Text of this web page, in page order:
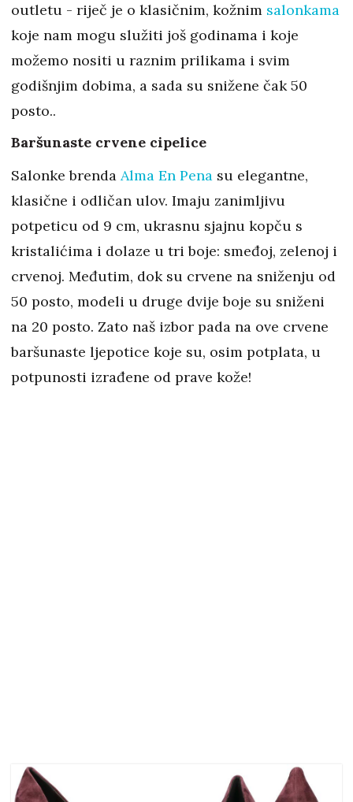
outletu - riječ je o klasičnim, kožnim salonkama
koje nam mogu služiti još godinama i koje
možemo nositi u raznim prilikama i svim
godišnjim dobima, a sada su snižene čak 50
posto..
Baršunaste crvene cipelice
Salonke brenda Alma En Pena su elegantne,
klasične i odličan ulov. Imaju zanimljivu
potpeticu od 9 cm, ukrasnu sjajnu kopču s
kristalićima i dolaze u tri boje: smeđoj, zelenoj i
crvenoj. Međutim, dok su crvene na sniženju od
50 posto, modeli u druge dvije boje su sniženi
na 20 posto. Zato naš izbor pada na ove crvene
baršunaste ljepotice koje su, osim potplata, u
potpunosti izrađene od prave kože!